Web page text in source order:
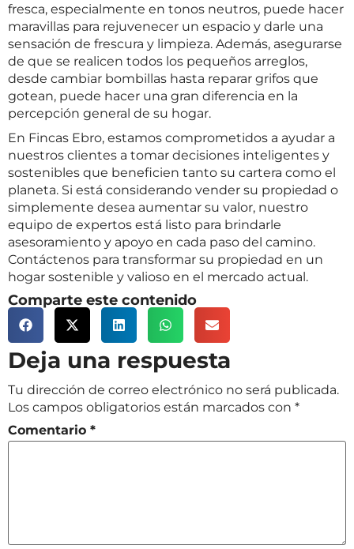
fresca, especialmente en tonos neutros, puede hacer
maravillas para rejuvenecer un espacio y darle una
sensación de frescura y limpieza. Además, asegurarse
de que se realicen todos los pequeños arreglos,
desde cambiar bombillas hasta reparar grifos que
gotean, puede hacer una gran diferencia en la
percepción general de su hogar.
En Fincas Ebro, estamos comprometidos a ayudar a
nuestros clientes a tomar decisiones inteligentes y
sostenibles que beneficien tanto su cartera como el
planeta. Si está considerando vender su propiedad o
simplemente desea aumentar su valor, nuestro
equipo de expertos está listo para brindarle
asesoramiento y apoyo en cada paso del camino.
Contáctenos para transformar su propiedad en un
hogar sostenible y valioso en el mercado actual.
Comparte este contenido
Deja una respuesta
Tu dirección de correo electrónico no será publicada.
Los campos obligatorios están marcados con *
Comentario *